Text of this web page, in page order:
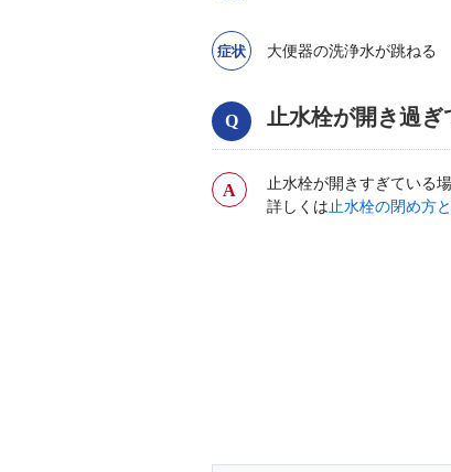
大便器の洗浄水が跳ねる
止水栓が開き過ぎ
止水栓が開きすぎている
詳しくは止水栓の閉め方